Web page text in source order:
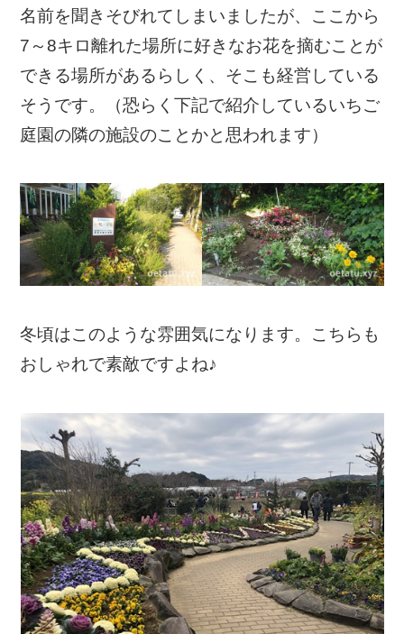
名前を聞きそびれてしまいましたが、ここから
7～8キロ離れた場所に好きなお花を摘むことが
できる場所があるらしく、そこも経営している
そうです。（恐らく下記で紹介しているいちご
庭園の隣の施設のことかと思われます）
冬頃はこのような雰囲気になります。こちらも
おしゃれで素敵ですよね♪